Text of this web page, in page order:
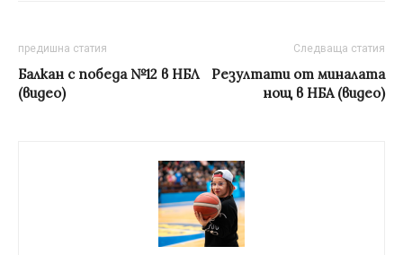
предишна статия
Балкан с победа №12 в НБЛ
(видео)
Следваща статия
Резултати от миналата
нощ в НБА (видео)